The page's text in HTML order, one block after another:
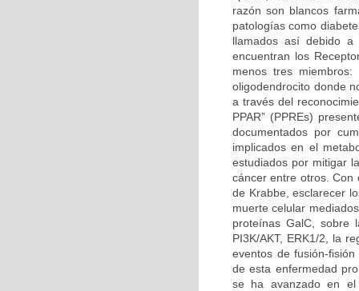
razón son blancos
patologías como
llamados así debido
encuentran los
menos tres miembros:
oligodendrocito donde
a través del
PPAR” (PPREs)
documentados por
implicados en el
estudiados por mitigar
cáncer entre otros. Con
de Krabbe, esclarecer
muerte celular
proteínas GalC, sobre
PI3K/AKT, ERK1/2, la
eventos de fusión-
de esta enfermedad
se ha avanzado en el